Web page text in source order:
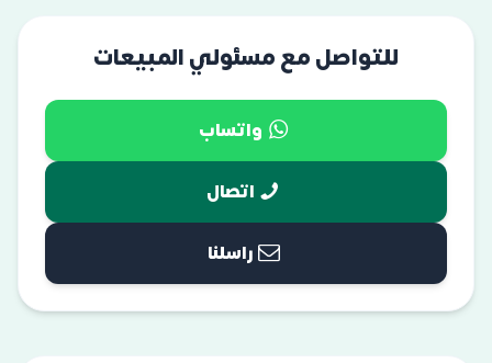
للتواصل مع مسئولي المبيعات
واتساب
اتصال
راسلنا